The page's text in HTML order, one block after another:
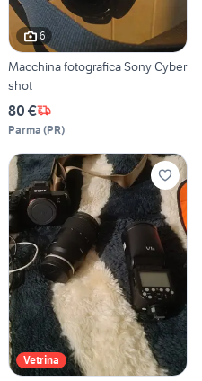
6
Macchina fotografica Sony Cyber
shot
80 €
Parma (PR)
Vetrina